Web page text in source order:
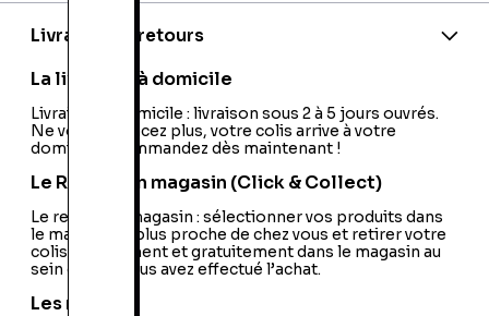
Livraison et retours
La livraison à domicile
Livraison à domicile : livraison sous 2 à 5 jours ouvrés.
Ne vous déplacez plus, votre colis arrive à votre
domicile ! Commandez dès maintenant !
Le Retrait en magasin (Click & Collect)
Le retrait en magasin : sélectionner vos produits dans
le magasin le plus proche de chez vous et retirer votre
colis directement et gratuitement dans le magasin au
sein duquel vous avez effectué l’achat.
Les retours